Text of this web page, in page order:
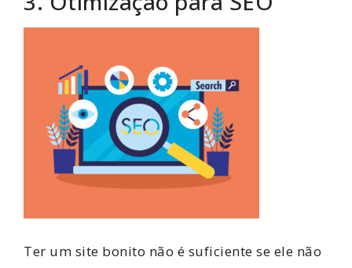
Ter um site bonito não é suficiente se ele não